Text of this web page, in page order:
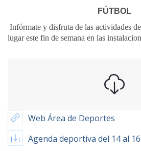
FÚTBOL
Infórmate y disfruta de las actividades
lugar este fin de semana en las
Web Área de Deportes
Agenda deportiva del 14 al